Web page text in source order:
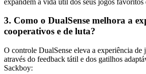
3. Como o DualSense melhora a
cooperativos e de luta?
O controle DualSense eleva a experiência de
através do feedback tátil e dos gatilhos
Sackboy: